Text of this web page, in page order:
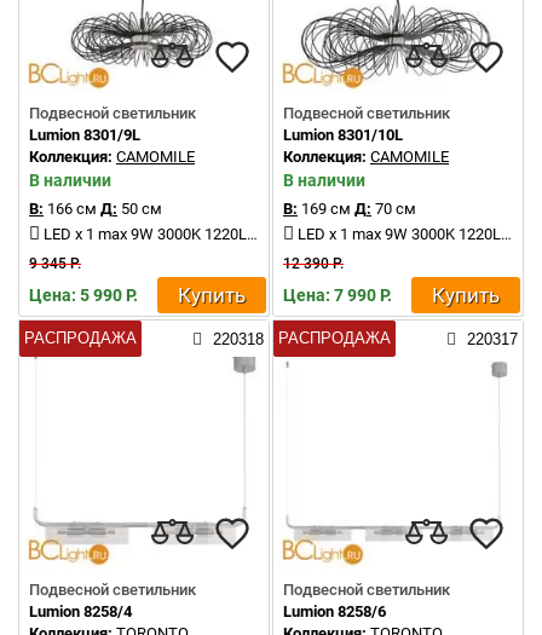
Подвесной светильник
Lumion 8301/9L
Коллекция: CAMOMILE
В наличии
В: 166 см Д: 50 см
LED x 1 max 9W 3000K 1220Lm
9 345 Р.
Цена: 5 990 Р. Купить
Подвесной светильник
Lumion 8301/10L
Коллекция: CAMOMILE
В наличии
В: 169 см Д: 70 см
LED x 1 max 9W 3000K 1220Lm
12 390 Р.
Цена: 7 990 Р. Купить
РАСПРОДАЖА 220318
Подвесной светильник
Lumion 8258/4
РАСПРОДАЖА 220317
Подвесной светильник
Lumion 8258/6